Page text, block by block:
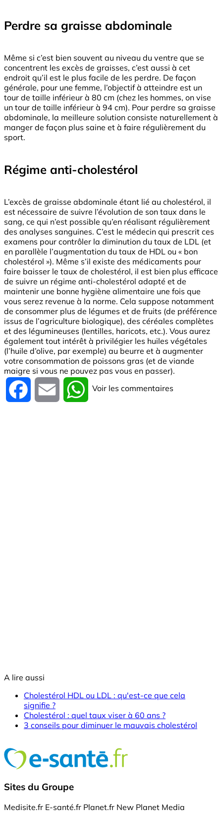
Perdre sa graisse abdominale
Même si c’est bien souvent au niveau du ventre que se
concentrent les excès de graisses, c’est aussi à cet
endroit qu’il est le plus facile de les perdre. De façon
générale, pour une femme, l’objectif à atteindre est un
tour de taille inférieur à 80 cm (chez les hommes, on vise
un tour de taille inférieur à 94 cm). Pour perdre sa graisse
abdominale, la meilleure solution consiste naturellement à
manger de façon plus saine et à faire régulièrement du
sport.
Régime anti-cholestérol
L’excès de graisse abdominale étant lié au cholestérol, il
est nécessaire de suivre l’évolution de son taux dans le
sang, ce qui n’est possible qu’en réalisant régulièrement
des analyses sanguines. C’est le médecin qui prescrit ces
examens pour contrôler la diminution du taux de LDL (et
en parallèle l’augmentation du taux de HDL ou « bon
cholestérol »). Même s’il existe des médicaments pour
faire baisser le taux de cholestérol, il est bien plus efficace
de suivre un régime anti-cholestérol adapté et de
maintenir une bonne hygiène alimentaire une fois que
vous serez revenue à la norme. Cela suppose notamment
de consommer plus de légumes et de fruits (de préférence
issus de l’agriculture biologique), des céréales complètes
et des légumineuses (lentilles, haricots, etc.). Vous aurez
également tout intérêt à privilégier les huiles végétales
(l’huile d’olive, par exemple) au beurre et à augmenter
votre consommation de poissons gras (et de viande
maigre si vous ne pouvez pas vous en passer).
Facebook Email WhatsApp
Voir les commentaires
A lire aussi
Cholestérol HDL ou LDL : qu'est-ce que cela
signifie ?
Cholestérol : quel taux viser à 60 ans ?
3 conseils pour diminuer le mauvais cholestérol
Sites du Groupe
Medisite.fr E-santé.fr Planet.fr New Planet Media